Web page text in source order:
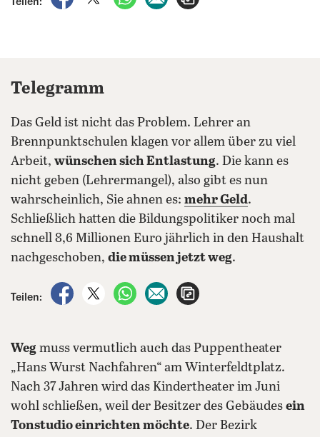
Telegramm
Das Geld ist nicht das Problem. Lehrer an
Brennpunktschulen klagen vor allem über zu viel
Arbeit, wünschen sich Entlastung. Die kann es
nicht geben (Lehrermangel), also gibt es nun
wahrscheinlich, Sie ahnen es: mehr Geld.
Schließlich hatten die Bildungspolitiker noch mal
schnell 8,6 Millionen Euro jährlich in den Haushalt
nachgeschoben, die müssen jetzt weg.
Teilen:
auf Facebook teilen
auf X teilenper WhatsApp teilen
per E-Mail teilen
Weg muss vermutlich auch das Puppentheater
„Hans Wurst Nachfahren“ am Winterfeldtplatz.
Nach 37 Jahren wird das Kindertheater im Juni
wohl schließen, weil der Besitzer des Gebäudes ein
Tonstudio einrichten möchte. Der Bezirk